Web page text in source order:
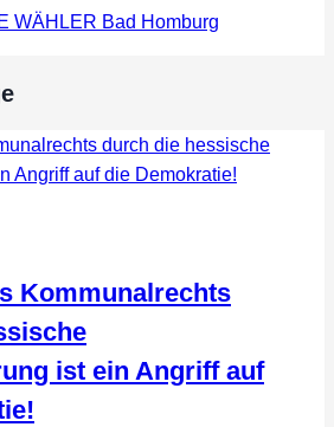
WÄHLER Bad Homburg
Kommunalrechts
ist ein Angriff auf